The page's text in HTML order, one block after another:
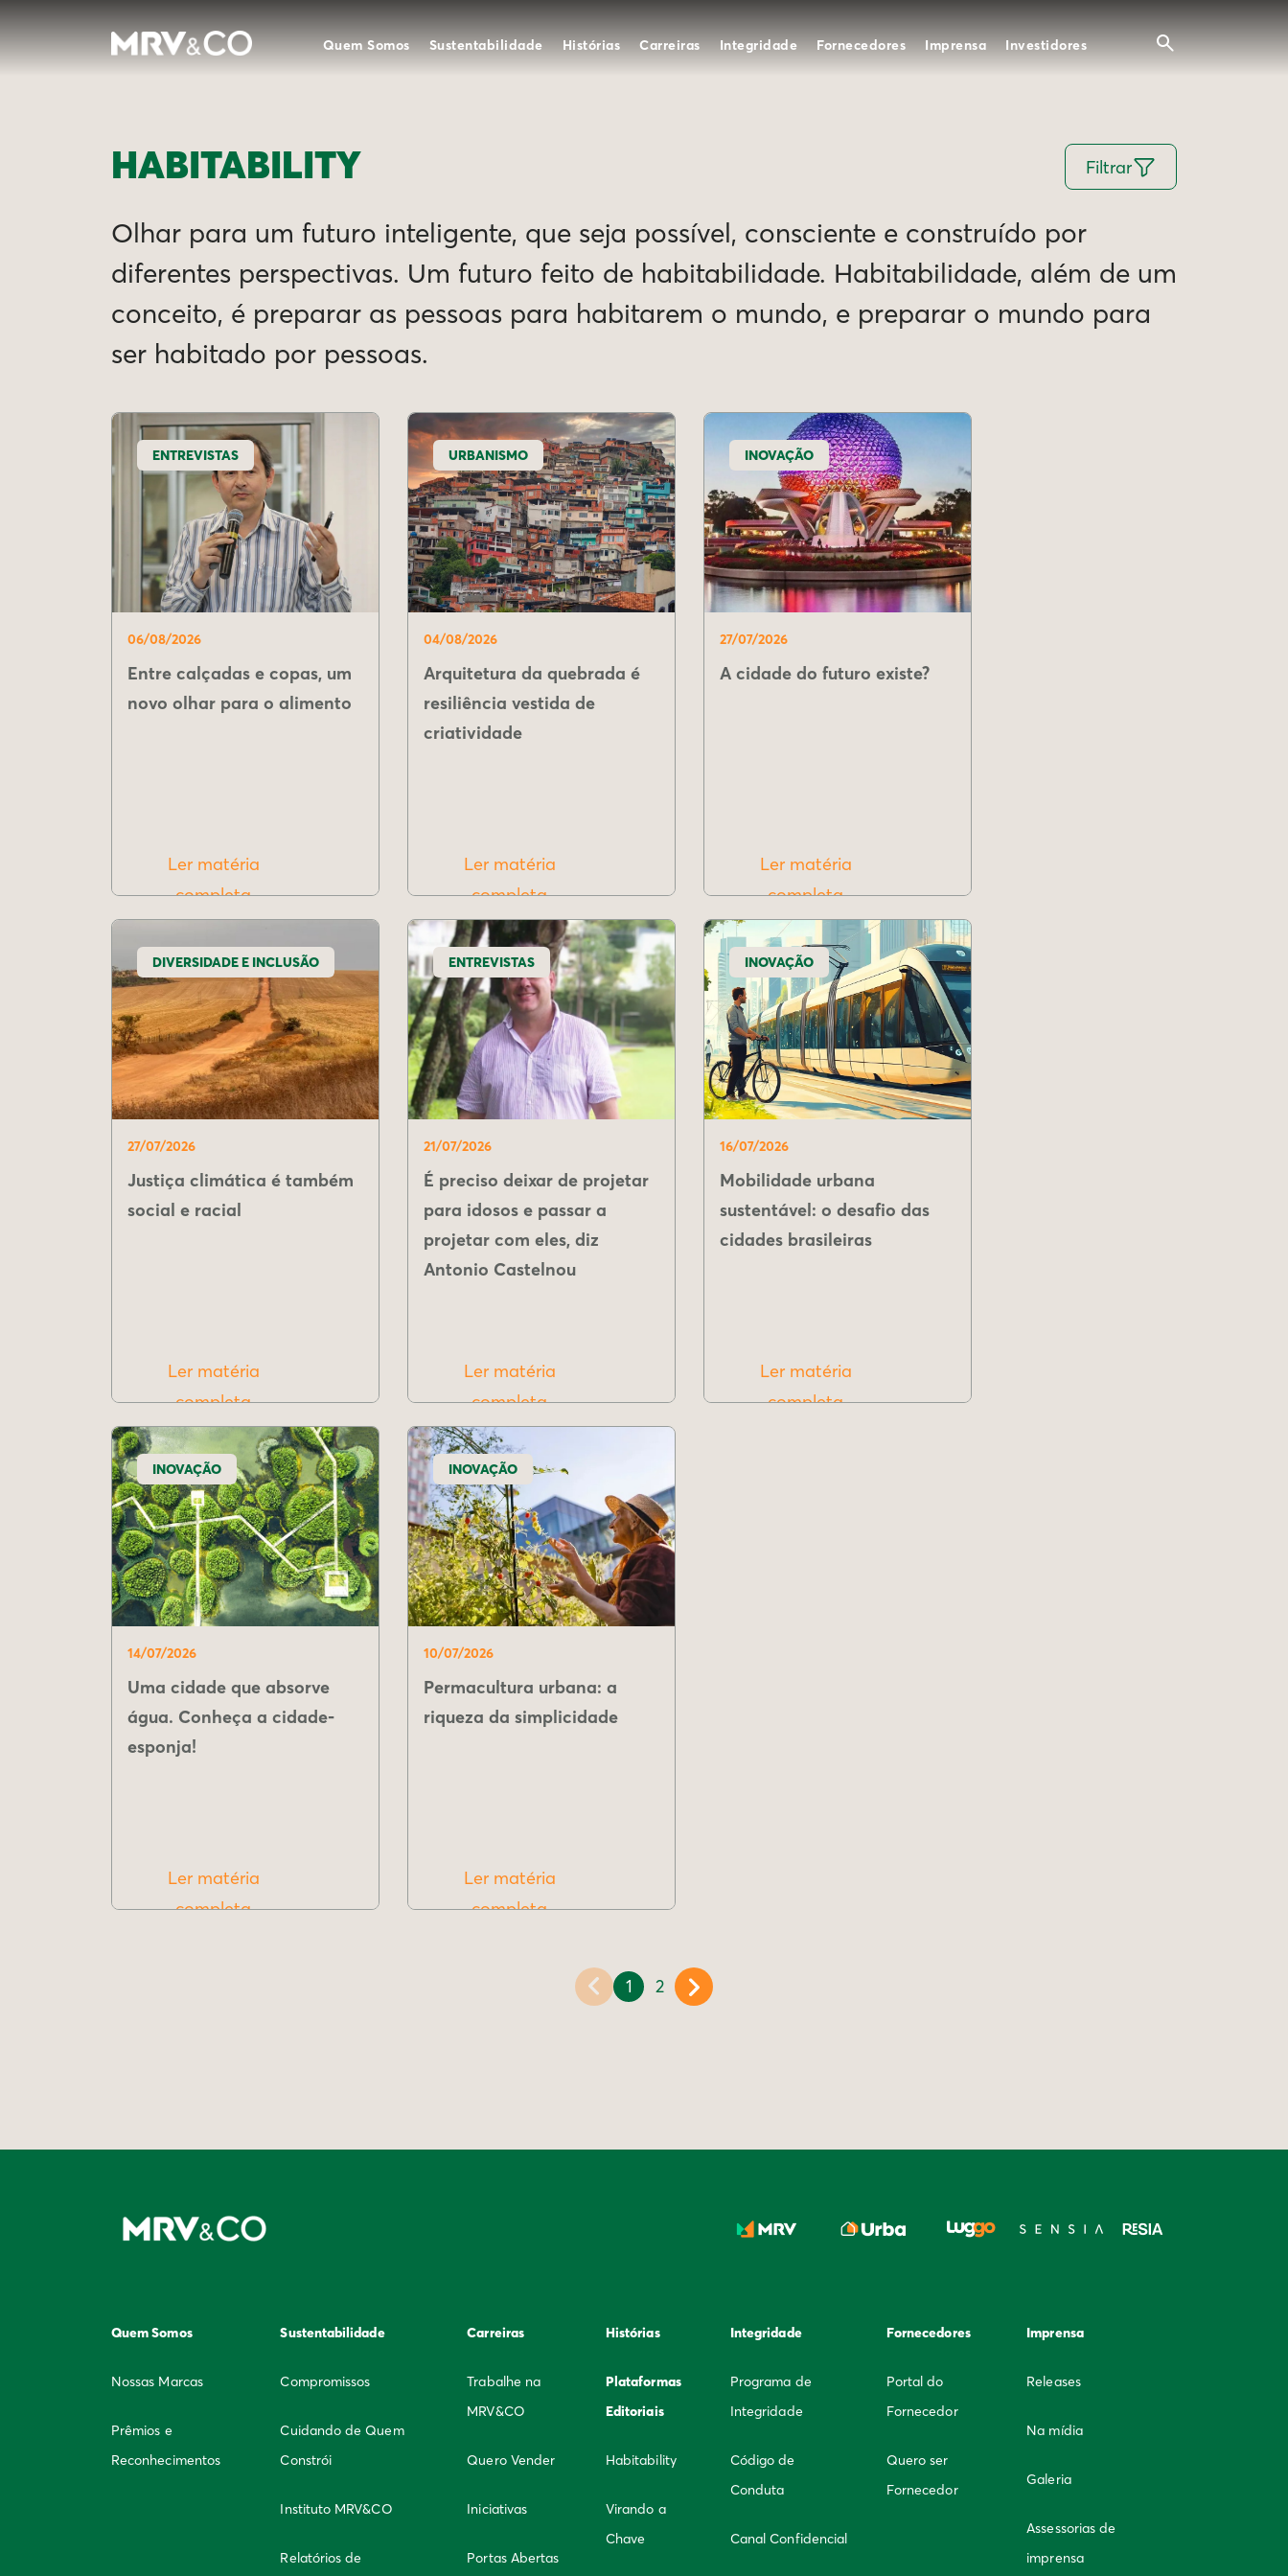
Quem Somos Sustentabilidade Histórias Carreiras Integridade Fornecedores Imprensa Investidores
HABITABILITY Filtrar
Olhar para um futuro inteligente, que seja possível, consciente e construído por
diferentes perspectivas. Um futuro feito de habitabilidade. Habitabilidade, além de um
conceito, é preparar as pessoas para habitarem o mundo, e preparar o mundo para
ser habitado por pessoas.
ENTREVISTAS
06/08/2026
Entre calçadas e copas, um
novo olhar para o alimento
Ler matéria
completa
URBANISMO
04/08/2026
Arquitetura da quebrada é
resiliência vestida de
criatividade
Ler matéria
completa
INOVAÇÃO
27/07/2026
A cidade do futuro existe?
Ler matéria
completa
DIVERSIDADE E INCLUSÃO
27/07/2026
Justiça climática é também
social e racial
Ler matéria
completa
ENTREVISTAS
21/07/2026
É preciso deixar de projetar
para idosos e passar a
projetar com eles, diz
Antonio Castelnou
Ler matéria
completa
INOVAÇÃO
16/07/2026
Mobilidade urbana
sustentável: o desafio das
cidades brasileiras
Ler matéria
completa
INOVAÇÃO
14/07/2026
Uma cidade que absorve
água. Conheça a cidade-
esponja!
Ler matéria
completa
INOVAÇÃO
10/07/2026
Permacultura urbana: a
riqueza da simplicidade
Ler matéria
completa
1 2
Quem Somos
Nossas Marcas
Prêmios e
Reconhecimentos
Sustentabilidade
Compromissos
Cuidando de Quem
Constrói
Instituto MRV&CO
Relatórios de
Carreiras
Trabalhe na
MRV&CO
Quero Vender
Iniciativas
Portas Abertas
Histórias
Plataformas
Editoriais
Habitability
Virando a
Chave
Integridade
Programa de
Integridade
Código de
Conduta
Canal Confidencial
Fornecedores
Portal do
Fornecedor
Quero ser
Fornecedor
Imprensa
Releases
Na mídia
Galeria
Assessorias de
imprensa